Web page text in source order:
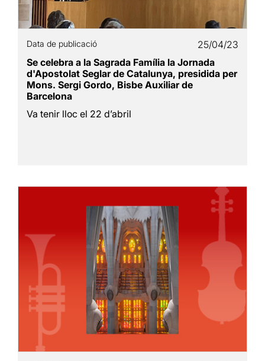
Data de publicació
25/04/23
Se celebra a la Sagrada Família la Jornada
d'Apostolat Seglar de Catalunya, presidida per
Mons. Sergi Gordo, Bisbe Auxiliar de
Barcelona
Va tenir lloc el 22 d’abril